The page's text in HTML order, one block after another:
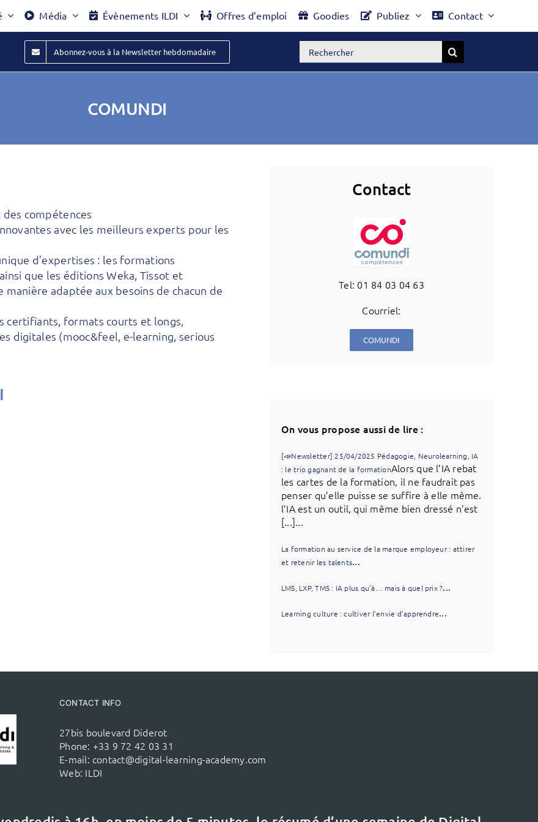
Média Évènements ILDI Offres d’emploi Goodies Publiez Contact
Abonnez-vous à la Newsletter hebdomadaire Rechercher:
COMUNDI
compétences
avec les meilleurs experts pour les
d’expertises : les formations
que les éditions Weka, Tissot et
adaptée aux besoins de chacun de
certifiants, formats courts et longs,
digitales (mooc&feel, e-learning, serious
Contact
Tel: 01 84 03 04 63
Courriel:
COMUNDI
On vous propose aussi de lire :
[📣Newsletter] 25/04/2025 Pédagogie, Neurolearning, IA
: le trio gagnant de la formationAlors que l’IA rebat
les cartes de la formation, il ne faudrait pas
penser qu’elle puisse se suffire à elle même.
l’IA est un outil, qui même bien dressé n’est
[...]...
La formation au service de la marque employeur : attirer
et retenir les talents...
LMS, LXP, TMS : IA plus qu’à… mais à quel prix ?...
Learning culture : cultiver l’envie d’apprendre...
CONTACT INFO
27bis boulevard Diderot
Phone: +33 9 72 42 03 31
E-mail: contact@digital-learning-academy.com
Web: ILDI